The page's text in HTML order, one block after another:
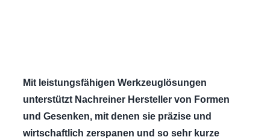
Mit leistungsfähigen Werkzeuglösungen
unterstützt Nachreiner Hersteller von Formen
und Gesenken, mit denen sie präzise und
wirtschaftlich zerspanen und so sehr kurze